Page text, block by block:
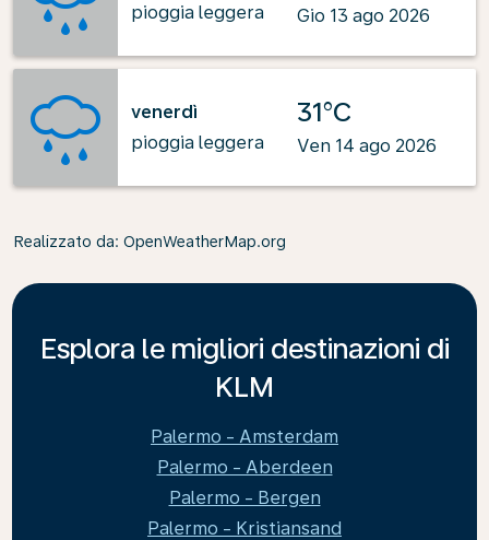
pioggia leggera
Gio 13 ago 2026
venerdì
pioggia leggera
31°C
Ven 14 ago 2026
Realizzato da: OpenWeatherMap.org
Esplora le migliori destinazioni di
KLM
Palermo - Amsterdam
Palermo - Aberdeen
Palermo - Bergen
Palermo - Kristiansand